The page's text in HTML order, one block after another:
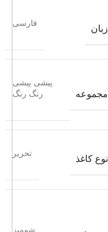
زبان
فارسی
مجموعه
پیشی پیشی
رنگ رنگ
نوع کاغذ
تحریر
شومیز